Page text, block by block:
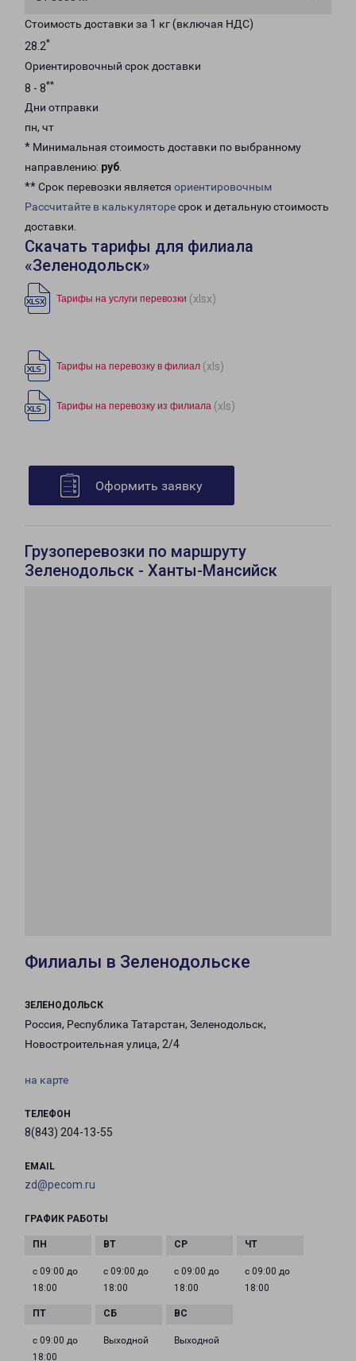
Стоимость доставки за 1 кг (включая НДС)
28.2*
Ориентировочный срок доставки
8 - 8**
Дни отправки
пн, чт
* Минимальная стоимость доставки по выбранному
направлению: руб.
** Срок перевозки является ориентировочным
Рассчитайте в калькуляторесрок и детальную стоимость
доставки.
Скачать тарифы для филиала
«Зеленодольск»
Тарифы на услуги перевозки (xlsx)
Тарифы на перевозку в филиал (xls)
Тарифы на перевозку из филиала (xls)
Оформить заявку
Грузоперевозки по маршруту
Зеленодольск - Ханты-Мансийск
Филиалы в Зеленодольске
ЗЕЛЕНОДОЛЬСК
Россия, Республика Татарстан, Зеленодольск,
Новостроительная улица, 2/4
на карте
ТЕЛЕФОН
8(843) 204-13-55
EMAIL
zd@pecom.ru
ГРАФИК РАБОТЫ
с 09:00 до
18:00
с 09:00 до
18:00
с 09:00 до
18:00
с 09:00 до
18:00
с 09:00 до
18:00
Выходной Выходной